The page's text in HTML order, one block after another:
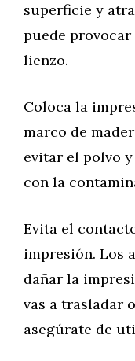
superficie y
puede
lienzo.
Coloca la
marco de
evitar el polvo
con la
Evita el
impresión. Los
dañar la
vas a trasladar
asegúrate de